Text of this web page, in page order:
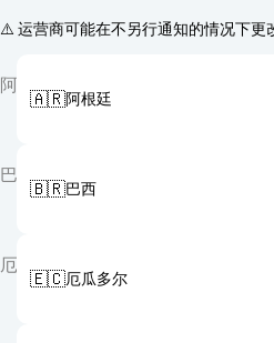
⚠️ 运营商可能在不另行通知的情况下更
阿
🇦🇷阿根廷
巴
🇧🇷巴西
厄
🇪🇨厄瓜多尔